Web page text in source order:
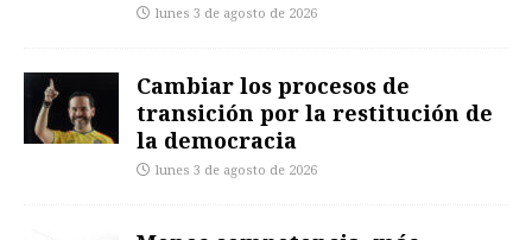
lunes 3 de agosto de 2026
Cambiar los procesos de
transición por la restitución de
la democracia
lunes 3 de agosto de 2026